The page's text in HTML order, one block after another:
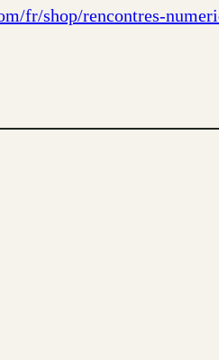
fr/shop/rencontres-